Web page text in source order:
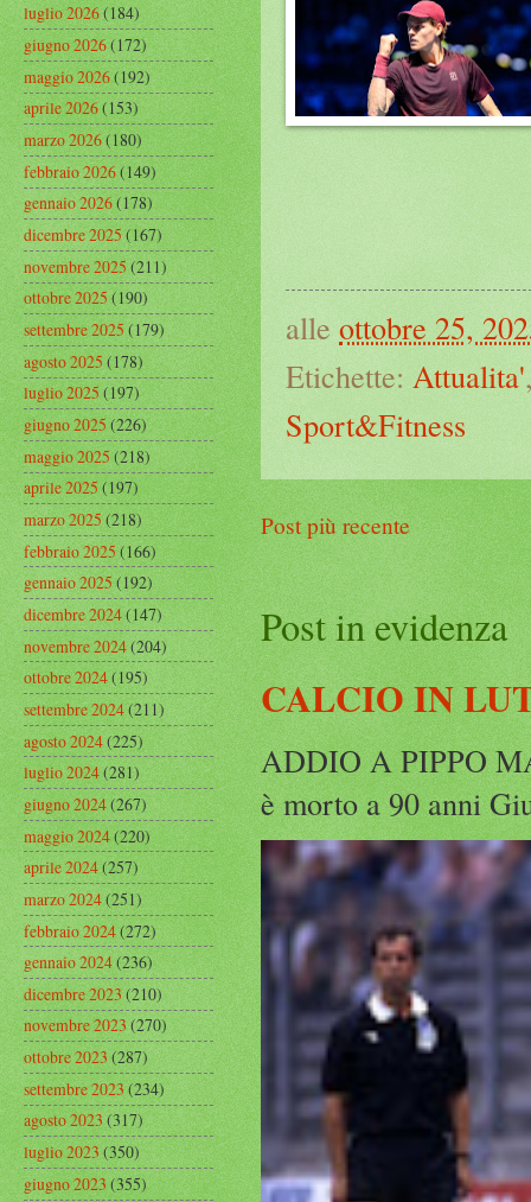
alle ottobre 25,
Etichette: Attualita'
Sport&Fitness
Post più recente
Post in evidenza
CALCIO IN
ADDIO A PIPPO
è morto a 90 anni
luglio 2026(184)
giugno 2026(172)
maggio 2026(192)
aprile 2026(153)
marzo 2026(180)
febbraio 2026(149)
gennaio 2026(178)
dicembre 2025(167)
novembre 2025(211)
ottobre 2025(190)
settembre 2025(179)
agosto 2025(178)
luglio 2025(197)
giugno 2025(226)
maggio 2025(218)
aprile 2025(197)
marzo 2025(218)
febbraio 2025(166)
gennaio 2025(192)
dicembre 2024(147)
novembre 2024(204)
ottobre 2024(195)
settembre 2024(211)
agosto 2024(225)
luglio 2024(281)
giugno 2024(267)
maggio 2024(220)
aprile 2024(257)
marzo 2024(251)
febbraio 2024(272)
gennaio 2024(236)
dicembre 2023(210)
novembre 2023(270)
ottobre 2023(287)
settembre 2023(234)
agosto 2023(317)
luglio 2023(350)
giugno 2023(355)